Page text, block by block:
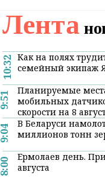
Лента
10:32 Как на полях
семейный экипаж
9:51
Планируемые
мобильных
скорости на 8
9:04
В Беларуси
миллионов тонн
8:00
Ермолаев день.
августа